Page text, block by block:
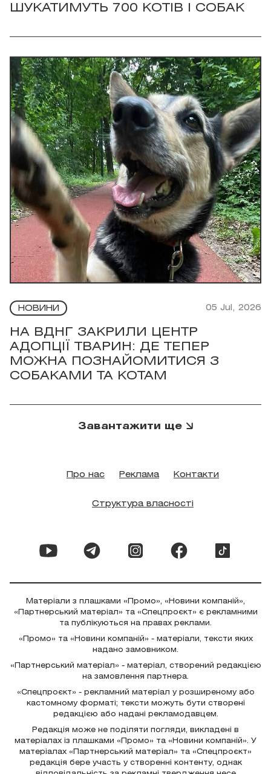
ШУКАТИМУТЬ 700 КОТІВ І СОБАК
НОВИНИ 05 Jul, 2026
НА ВДНГ ЗАКРИЛИ ЦЕНТР
АДОПЦІЇ ТВАРИН: ДЕ ТЕПЕР
МОЖНА ПОЗНАЙОМИТИСЯ З
СОБАКАМИ ТА КОТАМ
Завантажити ще
Про нас Реклама Контакти
Структура власності
Матеріали з плашками «Промо», «Новини компаній»,
«Партнерський матеріал» та «Спецпроєкт» є рекламними
та публікуються на правах реклами.
«Промо» та «Новини компаній» - матеріали, тексти яких
надано замовником.
«Партнерський матеріал» - матеріал, створений редакцією
на замовлення партнера.
«Спецпроєкт» - рекламний матеріал у розширеному або
кастомному форматі; тексти можуть бути створені
редакцією або надані рекламодавцем.
Редакція може не поділяти погляди, викладені в
матеріалах із плашками «Промо» та «Новини компаній». У
матеріалах «Партнерський матеріал» та «Спецпроєкт»
редакція бере участь у створенні контенту, однак